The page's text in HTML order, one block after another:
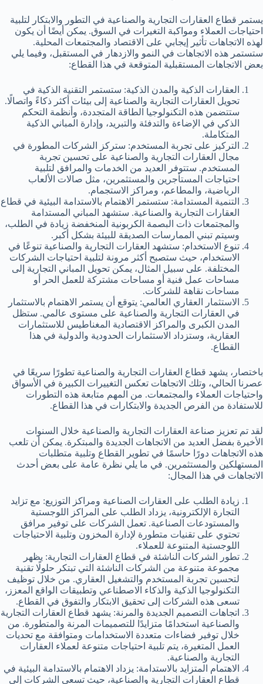
يستمر قطاع العقارات التجارية والصناعية في التطور والابتكار لتلبية
احتياجات العملاء ومواكبة التغيرات في السوق. يمكن أيضًا أن يكون
لهذه الاتجاهات تأثير إيجابي على الاقتصاد والمجتمعات المحلية.
ستستمر هذه الاتجاهات في النمو والازدهار في المستقبل، وفيما يلي
بعض الاتجاهات المستقبلية المتوقعة في هذا القطاع:
العقارات الذكية والمدن الذكية: ستستمر التقنية الذكية في
تحويل العقارات التجارية والصناعية إلى بيئات أكثر ذكاءً واتصالًا.
ستتضمن هذه التكنولوجيا الطاقة المتجددة، وأنظمة التحكم
الذكي في الإضاءة والتدفئة والتبريد، وإدارة المباني الذكية
المتكاملة.
التركيز على تجربة المستخدم: ستركز الشركات المطورة في
مجال العقارات التجارية والصناعية على تحسين تجربة
المستخدم. ستتوفر العديد من الخدمات والمرافق لتلبية
احتياجات المستأجرين والمستثمرين، مثل صالات الألعاب
الرياضية، والمطاعم، ومراكز الاستجمام.
التنمية المستدامة: ستستمر الاهتمام بالاستدامة البيئية في قطاع
العقارات التجارية والصناعية. ستشهد المباني المستدامة
والمجتمعات ذات البصمة الكربونية المنخفضة زيادة في الطلب،
وسيتم تبني الممارسات الصديقة للبيئة بشكل أكبر.
تنوع الاستخدام: ستشهد العقارات التجارية والصناعية تنوعًا في
الاستخدام، حيث ستصبح أكثر مرونة لتلبية احتياجات الشركات
المختلفة. على سبيل المثال، يمكن تحويل المباني التجارية إلى
مساحات عمل فنية أو مساحات مشتركة للعمل الحر أو
مساحات نقاهة للشركات.
الاستثمار العقاري العالمي: يتوقع أن يستمر الاهتمام بالاستثمار
في العقارات التجارية والصناعية على مستوى عالمي. ستظل
المدن الكبرى والمراكز الاقتصادية المغناطيس للاستثمارات
العقارية، وستزداد الاستثمارات الحدودية والدولية في هذا
القطاع.
باختصار، يشهد قطاع العقارات التجارية والصناعية تطورًا سريعًا في
عصرنا الحالي، وتلك الاتجاهات تعكس التغييرات الكبيرة في الأسواق
واحتياجات العملاء والمجتمعات. من المهم متابعة هذه التطورات
للاستفادة من الفرص الجديدة والابتكارات في هذا القطاع.
لقد تم تعزيز صناعة العقارات التجارية والصناعية خلال السنوات
الأخيرة بفضل العديد من الاتجاهات الجديدة والمبتكرة. يمكن أن تلعب
هذه الاتجاهات دورًا حاسمًا في تطوير القطاع وتلبية متطلبات
المستهلكين والمستثمرين. في ما يلي نظرة عامة على بعض أحدث
الاتجاهات في هذا المجال:
زيادة الطلب على العقارات الصناعية ومراكز التوزيع: مع تزايد
التجارة الإلكترونية، يزداد الطلب على المراكز اللوجستية
والمستودعات الصناعية. تعمل الشركات على توفير مرافق
تحتوي على تقنيات متطورة لإدارة المخزون وتلبية الاحتياجات
اللوجستية المتنوعة للعملاء.
تطور الشركات الناشئة في قطاع العقارات التجارية: يظهر
مجموعة متنوعة من الشركات الناشئة التي تبتكر حلولًا تقنية
لتحسين تجربة المستخدم والتشغيل العقاري. من خلال توظيف
التكنولوجيا الذكية والذكاء الاصطناعي وتطبيقات الواقع المعزز،
تسعى هذه الشركات إلى تحقيق الابتكار والتفوق في القطاع.
اتجاهات التصميم الجديدة والمرنة: يشهد قطاع العقارات التجارية
والصناعية استخدامًا متزايدًا للتصميمات المرنة والمتطورة. من
خلال توفير فضاءات متعددة الاستخدامات ومتوافقة مع تحديات
العمل المتغيرة، يتم تلبية احتياجات متنوعة لعملاء العقارات
التجارية والصناعية.
الاهتمام المتزايد بالاستدامة: يزداد الاهتمام بالاستدامة البيئية في
قطاع العقارات التجارية والصناعية، حيث تسعى الشركات إلى